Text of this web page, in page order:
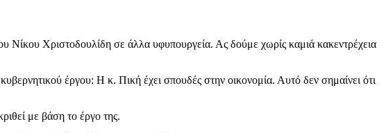
Νίκου Χριστοδουλίδη σε άλλα υφυπουργεία. Ας δούμε χωρίς καμιά κακεντρέχεια
έργου: Η κ. Πική έχει σπουδές στην οικονομία. Αυτό δεν σημαίνει ότι
με βάση το έργο της.